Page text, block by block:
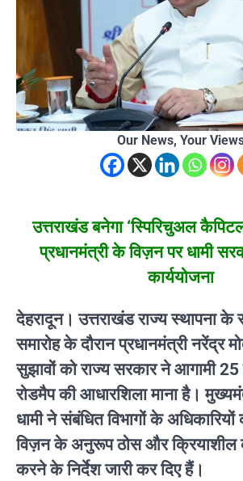
Our News, Your
उत्तराखंड बनेगा ‘स्पिरिचुअल
प्रधानमंत्री के विज़न पर धामी
कार्ययोजना
देहरादून। उत्तराखंड राज्य स्थापना
समारोह के दौरान प्रधानमंत्रीनरेंद्र
सुझावों को राज्य सरकार ने आगामी 25
रोडमैप की आधारशिलामाना है।
धामीने संबंधित विभागों के अधिकारियों
विज़न के अनुरूपठोस और क्रियाशील
करनेके निर्देश जारी कर दिए हैं।